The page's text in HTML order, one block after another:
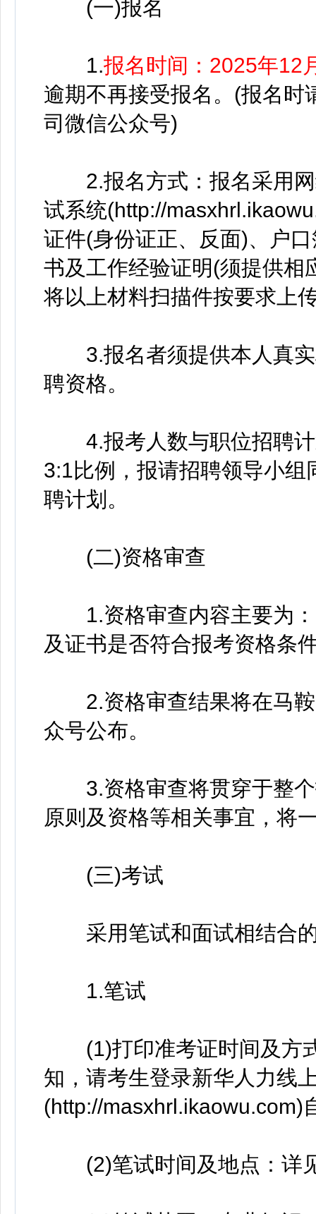
(一)报名
1.报名时间：2025年12
逾期不再接受报名。(报名时
司微信公众号)
2.报名方式：报名采用网
试系统(http://
证件(身份证正、反面)、户
书及工作经验证明(须提供相
将以上材料扫描件按要求上
3.报名者须提供本人真实
聘资格。
4.报考人数与职位招聘计
3:1比例，报请招聘领导小
聘计划。
(二)资格审查
1.资格审查内容主要为：
及证书是否符合报考资格条
2.资格审查结果将在马鞍
众号公布。
3.资格审查将贯穿于整个
原则及资格等相关事宜，将
(三)考试
采用笔试和面试相结合
1.笔试
(1)打印准考证时间及方
知，请考生登录新华人力线
(http://masxhrl.ikaowu.com)
(2)笔试时间及地点：详